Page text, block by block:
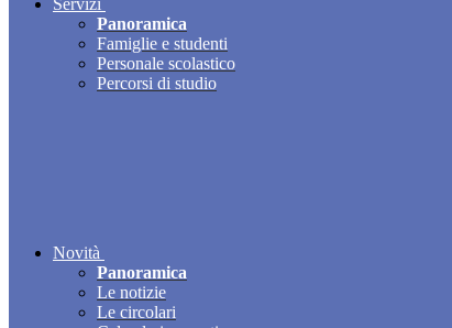
Servizi
Panoramica
Famiglie e studenti
Personale scolastico
Percorsi di studio
Novità
Panoramica
Le notizie
Le circolari